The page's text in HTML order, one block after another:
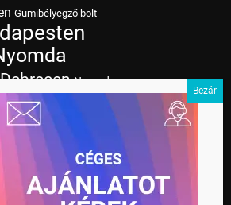
Gumibélyegző bolt
Nyomda
Nyomda Kaposvár
Nyomda Miskolc
Nyomda
Nyomda
Nyomda